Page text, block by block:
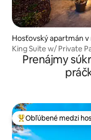
Hosťovský apartmán
King Suite w/ Private
Prenájmy
Najobľúbenejšie medzi
Obľúbené medzi